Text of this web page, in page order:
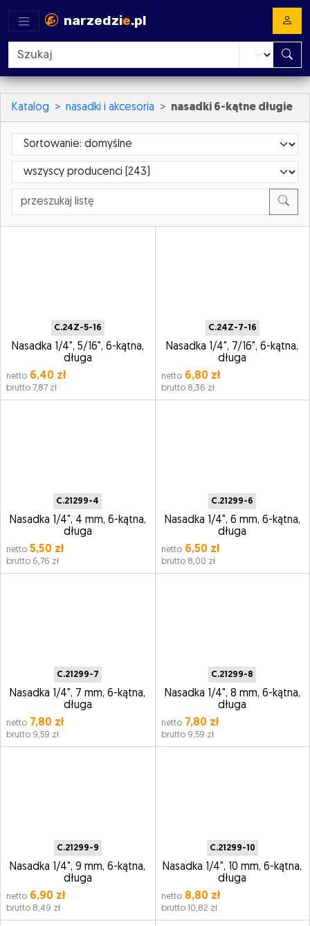
narzedzie.pl
Katalog nasadki i akcesoria nasadki 6-kątne długie
Sortowanie
ProducerId
C.24Z-5-16
Nasadka 1/4", 5/16", 6-kątna,
długa
netto 6,40 zł
brutto 7,87 zł
C.24Z-7-16
Nasadka 1/4", 7/16", 6-kątna,
długa
netto6,80 zł
brutto 8,36 zł
C.21299-4
Nasadka 1/4", 4 mm, 6-kątna,
długa
netto 5,50 zł
brutto 6,76 zł
C.21299-6
Nasadka 1/4", 6 mm, 6-kątna,
długa
netto6,50 zł
brutto 8,00 zł
C.21299-7
Nasadka 1/4", 7 mm, 6-kątna,
długa
netto 7,80 zł
brutto 9,59 zł
C.21299-8
Nasadka 1/4", 8 mm, 6-kątna,
długa
netto7,80 zł
brutto 9,59 zł
C.21299-9
Nasadka 1/4", 9 mm, 6-kątna,
długa
netto 6,90 zł
brutto 8,49 zł
C.21299-10
Nasadka 1/4", 10 mm, 6-kątna,
długa
netto8,80 zł
brutto 10,82 zł